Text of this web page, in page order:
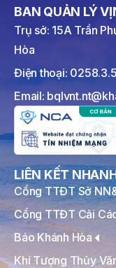
BAN QUẢN LÝ
Trụ sở: 15A Trần
Hòa
Điện thoại:
Email:
LIÊN KẾT
Cổng TTĐT Sở
Cổng TTĐT Cải
Báo Khánh Hòa
Khí Tượng Thủy